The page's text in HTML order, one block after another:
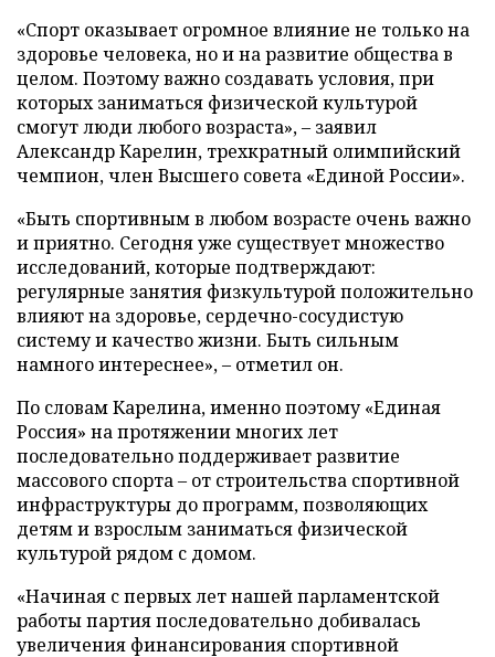
«Спорт оказывает огромное влияние не только на
здоровье человека, но и на развитие общества в
целом. Поэтому важно создавать условия, при
которых заниматься физической культурой
смогут люди любого возраста», – заявил
Александр Карелин, трехкратный олимпийский
чемпион, член Высшего совета «Единой России».
«Быть спортивным в любом возрасте очень важно
и приятно. Сегодня уже существует множество
исследований, которые подтверждают:
регулярные занятия физкультурой положительно
влияют на здоровье, сердечно-сосудистую
систему и качество жизни. Быть сильным
намного интереснее», – отметил он.
По словам Карелина, именно поэтому «Единая
Россия» на протяжении многих лет
последовательно поддерживает развитие
массового спорта – от строительства спортивной
инфраструктуры до программ, позволяющих
детям и взрослым заниматься физической
культурой рядом с домом.
«Начиная с первых лет нашей парламентской
работы партия последовательно добивалась
увеличения финансирования спортивной